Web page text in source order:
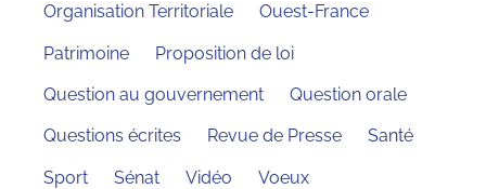
Organisation Territoriale Ouest-France
Patrimoine Proposition de loi
Question au gouvernement Question orale
Questions écrites Revue de Presse Santé
Sport Sénat Vidéo Voeux